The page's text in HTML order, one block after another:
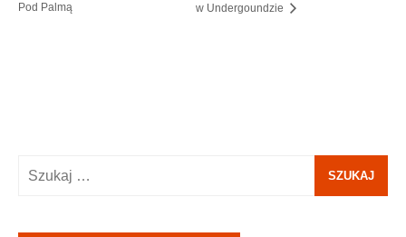
Pod Palmą
w Undergoundzie